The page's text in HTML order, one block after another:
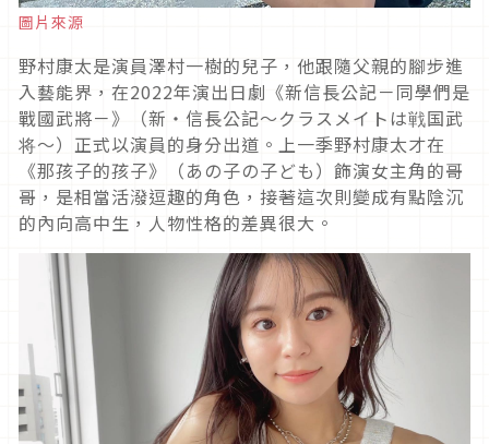
圖片來源
野村康太是演員澤村一樹的兒子，他跟隨父親的腳步進
入藝能界，在2022年演出日劇《新信長公記－同學們是
戰國武將－》（新 ・ 信長公記〜クラスメイトは戦国武
将〜）正式以演員的身分出道。上一季野村康太才在
《那孩子的孩子》（あの子の子ども）飾演女主角的哥
哥，是相當活潑逗趣的角色，接著這次則變成有點陰沉
的內向高中生，人物性格的差異很大。